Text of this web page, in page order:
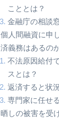
こととは？
金融庁の相談
個人間融資に申
済義務はあるの
不法原因給付
スとは？
返済すると状
専門家に任せ
晒しの被害を受